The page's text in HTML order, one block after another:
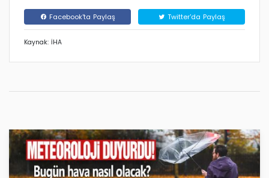
Facebook'ta Paylaş Twitter'da Paylaş
Kaynak: İHA